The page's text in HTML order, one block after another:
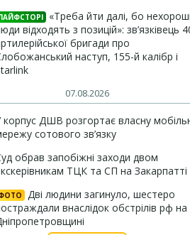
«Треба йти далі, бо нехороші
відходять з позицій»: зв’язківець
бригади про
наступ, 155-й калібр і
07.08.2026
корпус ДШВ розгортає власну
сотового зв’язку
обрав запобіжні заходи двом
ТЦК та СП на Закарпатті
Дві людини загинуло, шестеро
внаслідок обстрілів рф на